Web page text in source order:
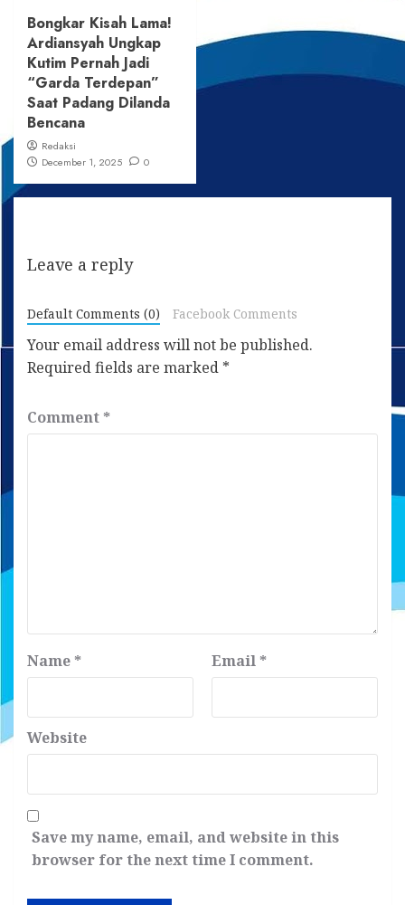
Bongkar Kisah Lama!
Ardiansyah Ungkap
Kutim Pernah Jadi
“Garda Terdepan”
Saat Padang Dilanda
Bencana
Redaksi
December 1, 2025
0
Leave a reply
Default Comments (0) Facebook Comments
Your email address will not be published.
Required fields are marked *
Comment *
Name * Email *
Website
Save my name, email, and website in this
browser for the next time I comment.